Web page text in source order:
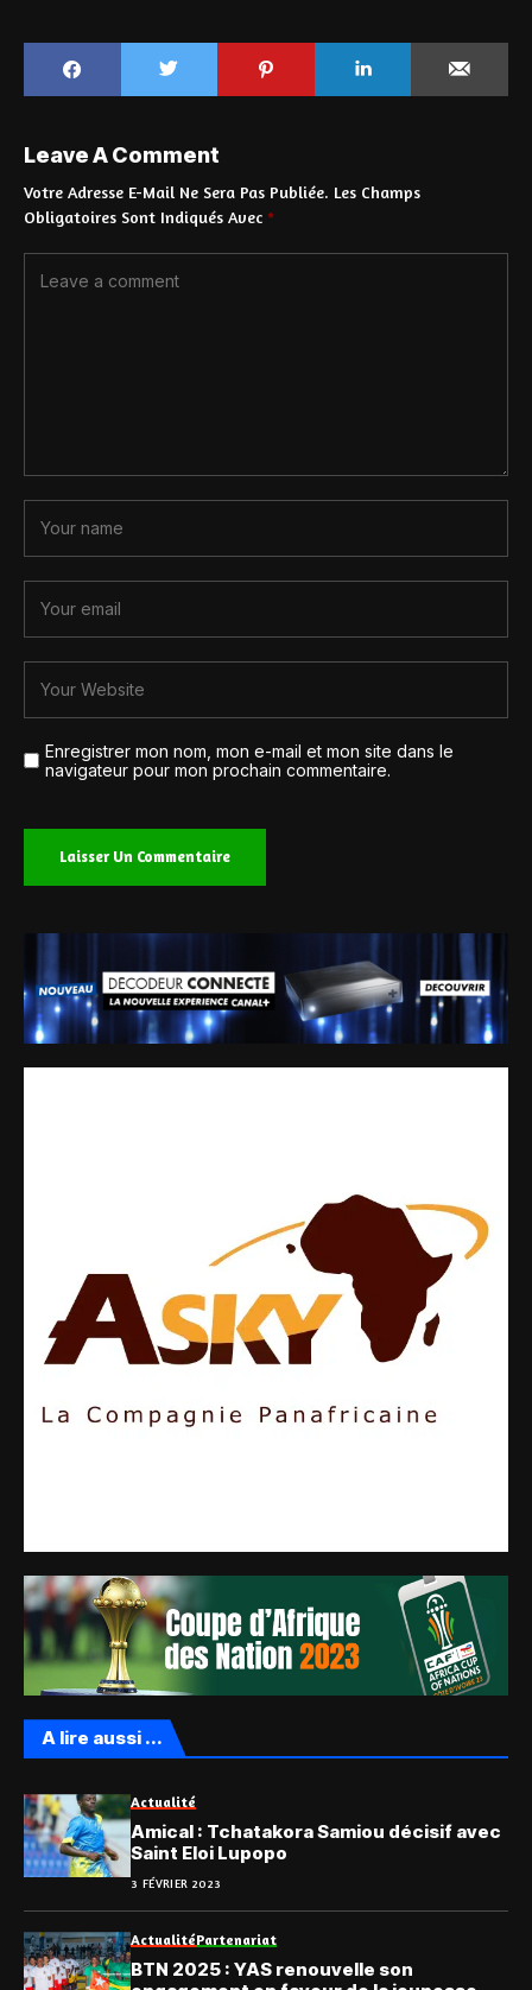
Leave A Comment
Votre Adresse E-Mail Ne Sera Pas Publiée. Les Champs
Obligatoires Sont Indiqués Avec *
Enregistrer mon nom, mon e-mail et mon site dans le
navigateur pour mon prochain commentaire.
A lire aussi ...
Actualité
Amical : Tchatakora Samiou décisif avec
Saint Eloi Lupopo
3 FÉVRIER 2023
ActualitéPartenariat
BTN 2025 : YAS renouvelle son